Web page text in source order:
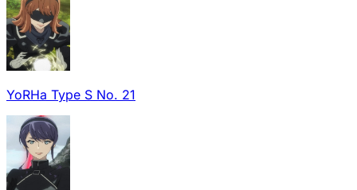
YoRHa Type S No. 21